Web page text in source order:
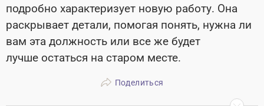
подробно характеризует новую работу. Она
раскрывает детали, помогая понять, нужна ли
вам эта должность или все же будет
лучше остаться на старом месте.
Поделиться